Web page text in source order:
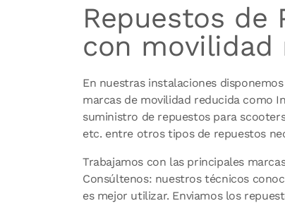
Repuestos de
con movilidad
En nuestras instalaciones
marcas de movilidad reducida como
suministro de repuestos para
etc. entre otros tipos de repuestos
Trabajamos con las principales
Consúltenos: nuestros técnicos
es mejor utilizar. Enviamos los